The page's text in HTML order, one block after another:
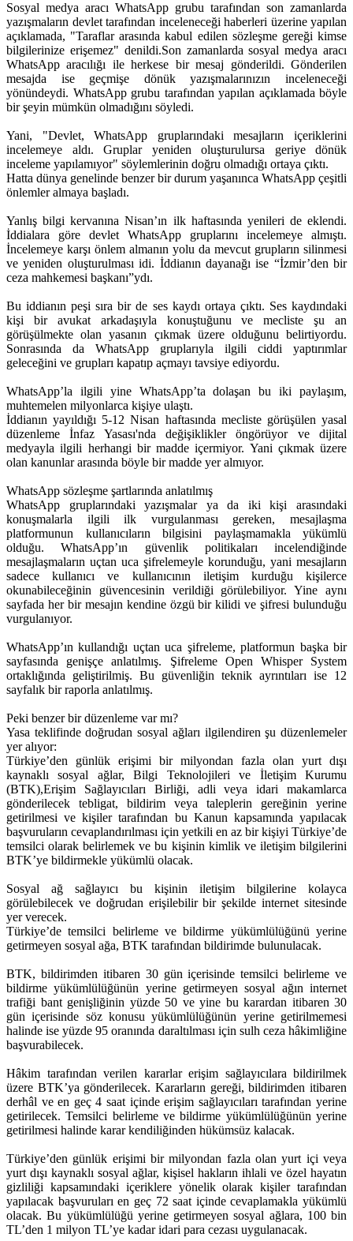
Sosyal medya aracı WhatsApp grubu tarafından son zamanlarda
yazışmaların devlet tarafından inceleneceği haberleri üzerine yapılan
açıklamada, "Taraflar arasında kabul edilen sözleşme gereği kimse
bilgilerinize erişemez" denildi.Son zamanlarda sosyal medya aracı
WhatsApp aracılığı ile herkese bir mesaj gönderildi. Gönderilen
mesajda ise geçmişe dönük yazışmalarınızın inceleneceği
yönündeydi. WhatsApp grubu tarafından yapılan açıklamada böyle
bir şeyin mümkün olmadığını söyledi.
Yani, "Devlet, WhatsApp gruplarındaki mesajların içeriklerini
incelemeye aldı. Gruplar yeniden oluşturulursa geriye dönük
inceleme yapılamıyor" söylemlerinin doğru olmadığı ortaya çıktı.
Hatta dünya genelinde benzer bir durum yaşanınca WhatsApp çeşitli
önlemler almaya başladı.
Yanlış bilgi kervanına Nisan’ın ilk haftasında yenileri de eklendi.
İddialara göre devlet WhatsApp gruplarını incelemeye almıştı.
İncelemeye karşı önlem almanın yolu da mevcut grupların silinmesi
ve yeniden oluşturulması idi. İddianın dayanağı ise “İzmir’den bir
ceza mahkemesi başkanı”ydı.
Bu iddianın peşi sıra bir de ses kaydı ortaya çıktı. Ses kaydındaki
kişi bir avukat arkadaşıyla konuştuğunu ve mecliste şu an
görüşülmekte olan yasanın çıkmak üzere olduğunu belirtiyordu.
Sonrasında da WhatsApp gruplarıyla ilgili ciddi yaptırımlar
geleceğini ve grupları kapatıp açmayı tavsiye ediyordu.
WhatsApp’la ilgili yine WhatsApp’ta dolaşan bu iki paylaşım,
muhtemelen milyonlarca kişiye ulaştı.
İddianın yayıldığı 5-12 Nisan haftasında mecliste görüşülen yasal
düzenleme İnfaz Yasası'nda değişiklikler öngörüyor ve dijital
medyayla ilgili herhangi bir madde içermiyor. Yani çıkmak üzere
olan kanunlar arasında böyle bir madde yer almıyor.
WhatsApp sözleşme şartlarında anlatılmış
WhatsApp gruplarındaki yazışmalar ya da iki kişi arasındaki
konuşmalarla ilgili ilk vurgulanması gereken, mesajlaşma
platformunun kullanıcıların bilgisini paylaşmamakla yükümlü
olduğu. WhatsApp’ın güvenlik politikaları incelendiğinde
mesajlaşmaların uçtan uca şifrelemeyle korunduğu, yani mesajların
sadece kullanıcı ve kullanıcının iletişim kurduğu kişilerce
okunabileceğinin güvencesinin verildiği görülebiliyor. Yine aynı
sayfada her bir mesajın kendine özgü bir kilidi ve şifresi bulunduğu
vurgulanıyor.
WhatsApp’ın kullandığı uçtan uca şifreleme, platformun başka bir
sayfasında genişçe anlatılmış. Şifreleme Open Whisper System
ortaklığında geliştirilmiş. Bu güvenliğin teknik ayrıntıları ise 12
sayfalık bir raporla anlatılmış.
Peki benzer bir düzenleme var mı?
Yasa teklifinde doğrudan sosyal ağları ilgilendiren şu düzenlemeler
yer alıyor:
Türkiye’den günlük erişimi bir milyondan fazla olan yurt dışı
kaynaklı sosyal ağlar, Bilgi Teknolojileri ve İletişim Kurumu
(BTK),Erişim Sağlayıcıları Birliği, adli veya idari makamlarca
gönderilecek tebligat, bildirim veya taleplerin gereğinin yerine
getirilmesi ve kişiler tarafından bu Kanun kapsamında yapılacak
başvuruların cevaplandırılması için yetkili en az bir kişiyi Türkiye’de
temsilci olarak belirlemek ve bu kişinin kimlik ve iletişim bilgilerini
BTK’ye bildirmekle yükümlü olacak.
Sosyal ağ sağlayıcı bu kişinin iletişim bilgilerine kolayca
görülebilecek ve doğrudan erişilebilir bir şekilde internet sitesinde
yer verecek.
Türkiye’de temsilci belirleme ve bildirme yükümlülüğünü yerine
getirmeyen sosyal ağa, BTK tarafından bildirimde bulunulacak.
BTK, bildirimden itibaren 30 gün içerisinde temsilci belirleme ve
bildirme yükümlülüğünün yerine getirmeyen sosyal ağın internet
trafiği bant genişliğinin yüzde 50 ve yine bu karardan itibaren 30
gün içerisinde söz konusu yükümlülüğünün yerine getirilmemesi
halinde ise yüzde 95 oranında daraltılması için sulh ceza hâkimliğine
başvurabilecek.
Hâkim tarafından verilen kararlar erişim sağlayıcılara bildirilmek
üzere BTK’ya gönderilecek. Kararların gereği, bildirimden itibaren
derhâl ve en geç 4 saat içinde erişim sağlayıcıları tarafından yerine
getirilecek. Temsilci belirleme ve bildirme yükümlülüğünün yerine
getirilmesi halinde karar kendiliğinden hükümsüz kalacak.
Türkiye’den günlük erişimi bir milyondan fazla olan yurt içi veya
yurt dışı kaynaklı sosyal ağlar, kişisel hakların ihlali ve özel hayatın
gizliliği kapsamındaki içeriklere yönelik olarak kişiler tarafından
yapılacak başvuruları en geç 72 saat içinde cevaplamakla yükümlü
olacak. Bu yükümlülüğü yerine getirmeyen sosyal ağlara, 100 bin
TL’den 1 milyon TL’ye kadar idari para cezası uygulanacak.